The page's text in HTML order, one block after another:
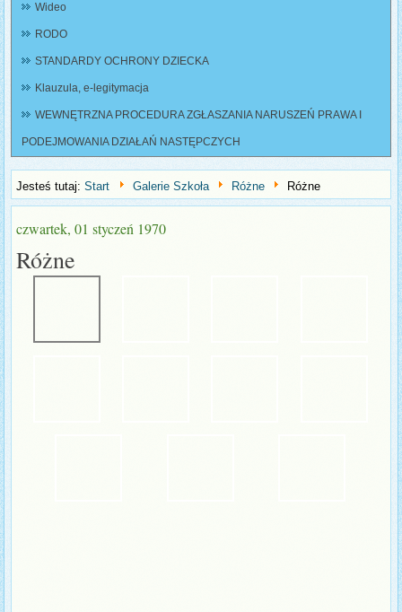
Wideo
RODO
STANDARDY OCHRONY DZIECKA
Klauzula, e-legitymacja
WEWNĘTRZNA PROCEDURA ZGŁASZANIA NARUSZEŃ PRAWA I
PODEJMOWANIA DZIAŁAŃ NASTĘPCZYCH
Jesteś tutaj:Start Galerie Szkoła Różne Różne
czwartek, 01 styczeń 1970
Różne